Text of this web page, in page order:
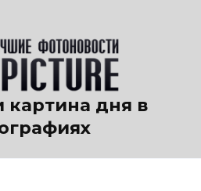
картина дня в